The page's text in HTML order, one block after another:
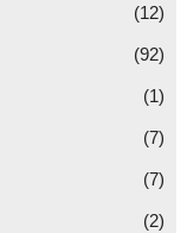
(12)
(92)
(1)
(7)
(7)
(2)